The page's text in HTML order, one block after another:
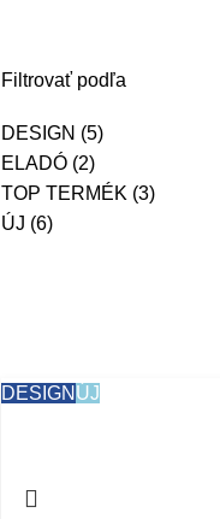
Filtrovať podľa
DESIGN (5)
ELADÓ (2)
TOP TERMÉK (3)
ÚJ (6)
DESIGN ÚJ